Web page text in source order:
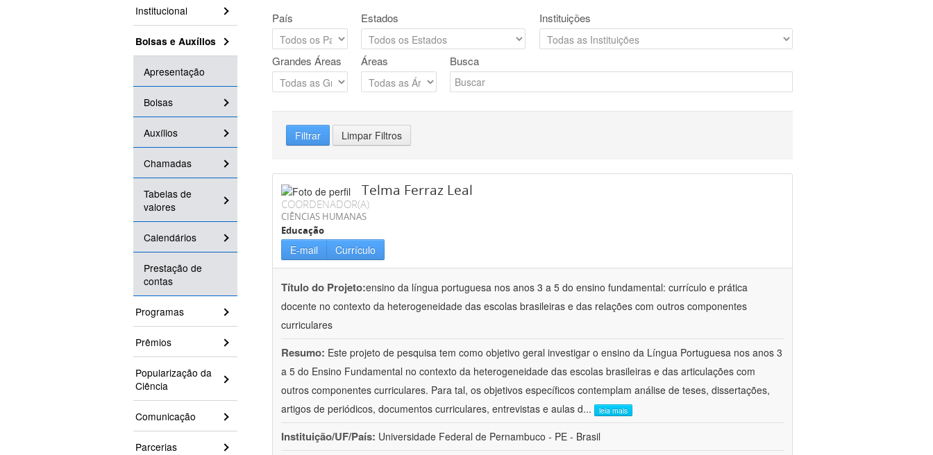
Institucional
Bolsas e Auxílios
Apresentação
Bolsas
Auxílios
Chamadas
Tabelas de
valores
Calendários
Prestação de
contas
Programas
Prêmios
Popularização da
Ciência
Comunicação
Parcerias
País Estados Instituições
Grandes Áreas Áreas Busca
Filtrar Limpar Filtros
Telma Ferraz Leal
COORDENADOR(A)
CIÊNCIAS HUMANAS
Educação
E-mail Currículo
Título do Projeto:ensino da língua portuguesa nos anos 3 a 5 do ensino fundamental: currículo e prática
docente no contexto da heterogeneidade das escolas brasileiras e das relações com outros componentes
curriculares
Resumo: Este projeto de pesquisa tem como objetivo geral investigar o ensino da Língua Portuguesa nos anos 3
a 5 do Ensino Fundamental no contexto da heterogeneidade das escolas brasileiras e das articulações com
outros componentes curriculares. Para tal, os objetivos específicos contemplam análise de teses, dissertações,
artigos de periódicos, documentos curriculares, entrevistas e aulas d... leia mais
Instituição/UF/País: Universidade Federal de Pernambuco - PE - Brasil